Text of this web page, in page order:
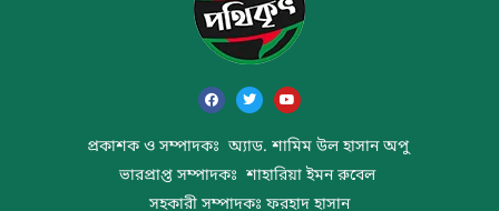
প্রকাশক ও সম্পাদকঃ অ্যাড. শামিম উল হাসান অপু
ভারপ্রাপ্ত সম্পাদকঃ শাহারিয়া ইমন রুবেল
সহকারী সম্পাদকঃ ফরহাদ হাসান